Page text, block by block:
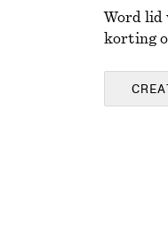
Word lid
korting